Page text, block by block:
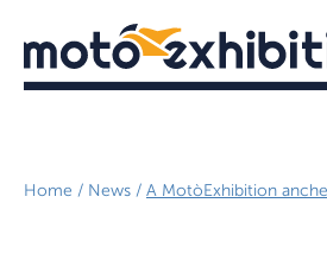
Home / News / A MotòExhibition